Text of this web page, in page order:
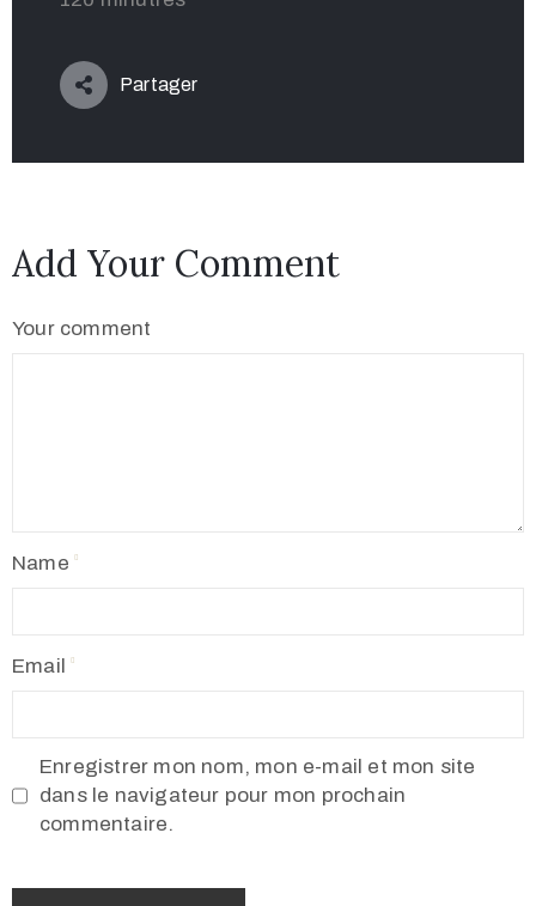
Partager
Add Your Comment
Your comment
Name
Email
Enregistrer mon nom, mon e-mail et mon site
dans le navigateur pour mon prochain
commentaire.